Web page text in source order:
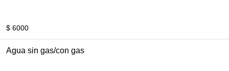
$ 6000
Agua sin gas/con gas